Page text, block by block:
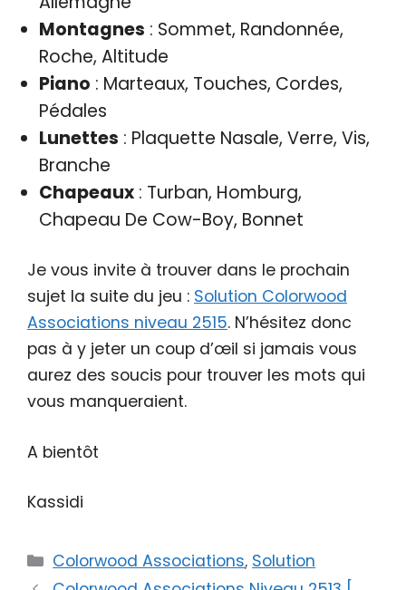
Montagnes : Sommet, Randonnée,
Roche, Altitude
Piano : Marteaux, Touches, Cordes,
Pédales
Lunettes : Plaquette Nasale, Verre, Vis,
Branche
Chapeaux: Turban, Homburg,
Chapeau De Cow-Boy, Bonnet
Je vous invite à trouver dans le prochain
sujet la suite du jeu : Solution Colorwood
Associations niveau 2515. N’hésitez donc
pas à y jeter un coup d’œil si jamais vous
aurez des soucis pour trouver les mots qui
vous manqueraient.
A bientôt
Kassidi
Catégories
Colorwood Associations, Solution